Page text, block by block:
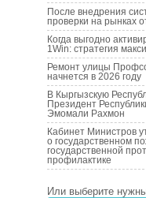
После внедрения
проверки на рынках
Когда выгодно
1Win: стратегия
Ремонт улицы
начнется в 2026 году
В Кыргызскую
Президент
Эмомали Рахмон
Кабинет Министров
о государственном
государственной
профилактике
Или выберите